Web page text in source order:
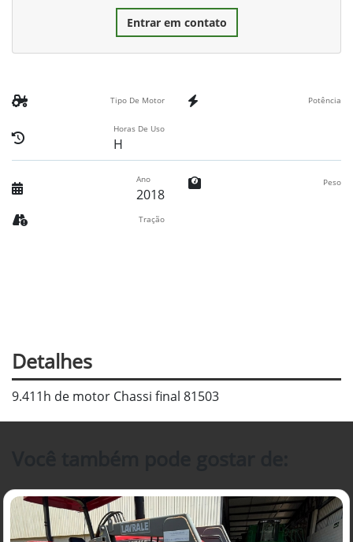
Entrar em contato
Tipo De Motor Potência
Horas De Uso
H
Ano
2018
Peso
Tração
Detalhes
9.411h de motor Chassi final 81503